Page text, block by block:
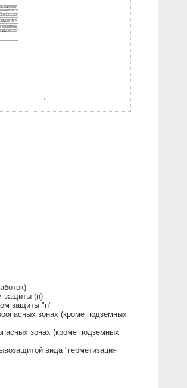
защиты (n)
защиты "n"
зонах (кроме подземных
зонах (кроме подземных
вида "герметизация